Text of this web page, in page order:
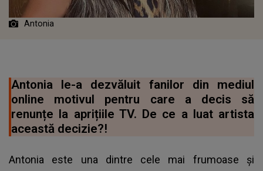
Antonia
Antonia le-a dezvăluit fanilor din mediul
online motivul pentru care a decis să
renunțe la aprițiile TV. De ce a luat artista
această decizie?!
Antonia este una dintre cele mai frumoase și